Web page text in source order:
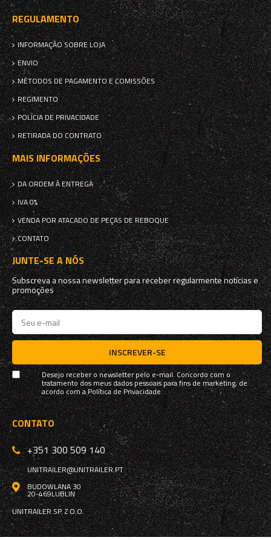
REGULAMENTO
INFORMAÇÃO SOBRE LOJA
ENVIO
MÉTODOS DE PAGAMENTO E COMISSÕES
REGIMENTO
POLÍCIA DE PRIVACIDADE
RETIRADA DO CONTRATO
MAIS INFORMAÇÕES
DA ORDEM À ENTREGA
IVA 0%
VENDA POR ATACADO DE PEÇAS DE REBOQUE
CONTATO
JUNTE-SE A NÓS
Subscreva a nossa newsletter para receber regularmente notícias e
promoções
INSCREVER-SE
Desejo receber o newsletter pelo e-mail. Concordo com o
tratamento dos meus dados pessoais para fins de marketing, de
acordo com aPolítica de Privacidade
CONTATO
+351 300 509 140
UNITRAILER@UNITRAILER.PT
BUDOWLANA 30
20-469LUBLIN
UNITRAILER SP. Z O.O.